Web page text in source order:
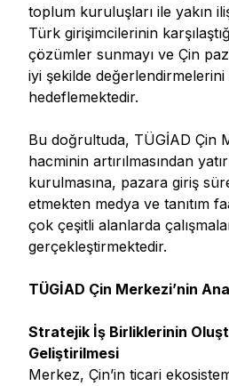
toplum kuruluşları ile yakın
Türk girişimcilerinin
çözümler sunmayı ve Çin
iyi şekilde değerlendirmelerini
hedeflemektedir.
Bu doğrultuda, TÜGİAD Çin
hacminin artırılmasından
kurulmasına, pazara giriş
etmekten medya ve tanıtım
çok çeşitli alanlarda
gerçekleştirmektedir.
TÜGİAD Çin Merkezi’nin
Stratejik İş Birliklerinin
Geliştirilmesi
Merkez, Çin’in ticari